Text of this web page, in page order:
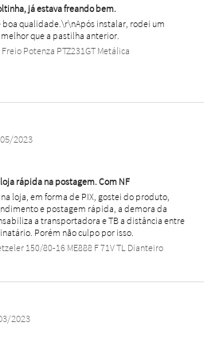
já estava freando bem.
boa qualidade.\r\nApós instalar, rodei um
que a pastilha anterior.
Potenza PTZ231GT Metálica
2023
rápida na postagem. Com NF
loja, em forma de PIX, gostei do produto,
e postagem rápida, a demora da
a transportadora e TB a distância entre
Porém não culpo por isso.
150/80-16 ME888 F 71V TL Dianteiro
2023